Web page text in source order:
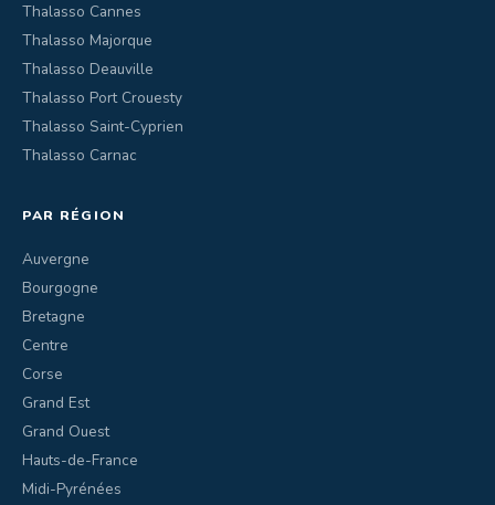
Thalasso Cannes
Thalasso Majorque
Thalasso Deauville
Thalasso Port Crouesty
Thalasso Saint-Cyprien
Thalasso Carnac
PAR RÉGION
Auvergne
Bourgogne
Bretagne
Centre
Corse
Grand Est
Grand Ouest
Hauts-de-France
Midi-Pyrénées